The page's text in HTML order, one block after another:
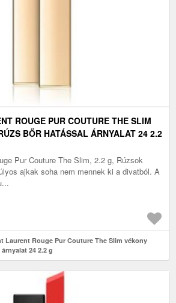
ROUGE PUR COUTURE THE SLIM
BŐR HATÁSSAL ÁRNYALAT 24 2.2
Pur Couture The Slim, 2.2 g, Rúzsok
ajkak soha nem mennek ki a divatból. A
Laurent Rouge Pur Couture The Slim vékony
24 2.2 g